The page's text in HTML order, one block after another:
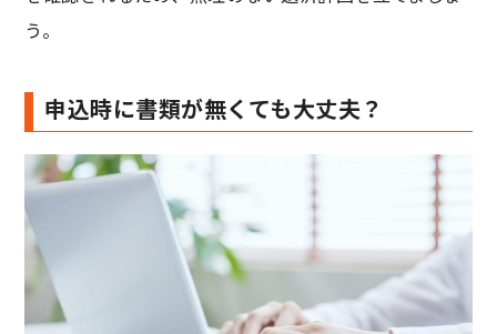
う。
申込時に書類が無くても大丈夫？